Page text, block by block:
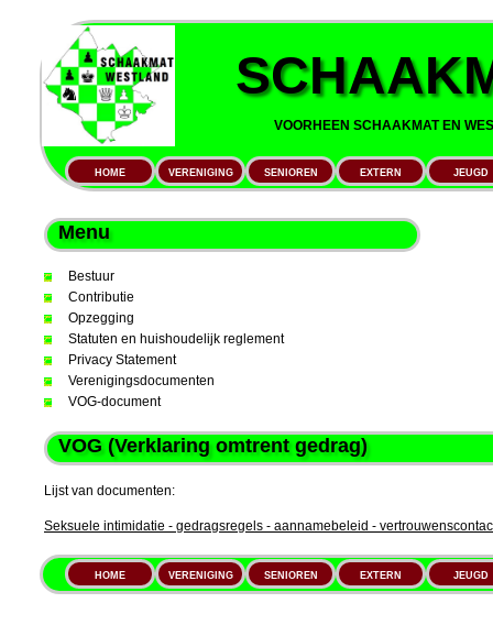
VOORHEEN SCHAAKMAT EN
HOME VERENIGING SENIOREN EXTERN JEUGD
Menu
Bestuur
Contributie
Opzegging
Statuten en huishoudelijk reglement
Privacy Statement
Verenigingsdocumenten
VOG-document
VOG (Verklaring omtrent gedrag)
Lijst van documenten:
Seksuele intimidatie - gedragsregels - aannamebeleid -
HOME VERENIGING SENIOREN EXTERN JEUGD